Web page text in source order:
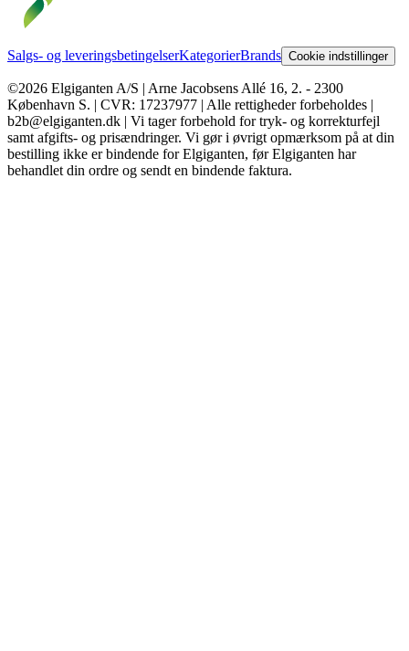
Salgs- og leveringsbetingelserKategorierBrands Cookie indstillinger
©2026 Elgiganten A/S | Arne Jacobsens Allé 16, 2. - 2300
København S. | CVR: 17237977 | Alle rettigheder forbeholdes |
b2b@elgiganten.dk | Vi tager forbehold for tryk- og korrekturfejl
samt afgifts- og prisændringer. Vi gør i øvrigt opmærksom på at din
bestilling ikke er bindende for Elgiganten, før Elgiganten har
behandlet din ordre og sendt en bindende faktura.